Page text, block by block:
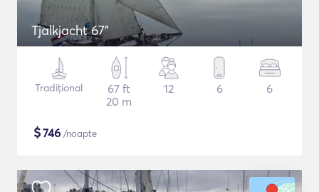
Tjalkjacht 67"
Tradițional
67 ft
20 m
12 6 6
$746 /noapte